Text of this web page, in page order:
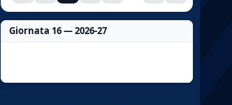
Giornata 16 — 2026-27